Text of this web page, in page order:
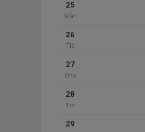
25
Mån
26
Tis
27
Ons
28
Tor
29